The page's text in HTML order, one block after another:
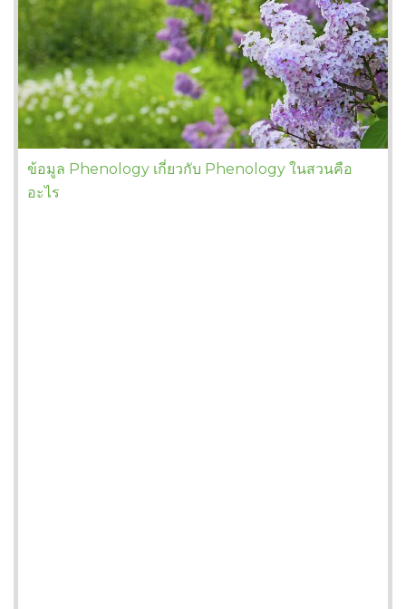
ข้อมูล Phenology เกี่ยวกับ Phenology ในสวนคือ
อะไร